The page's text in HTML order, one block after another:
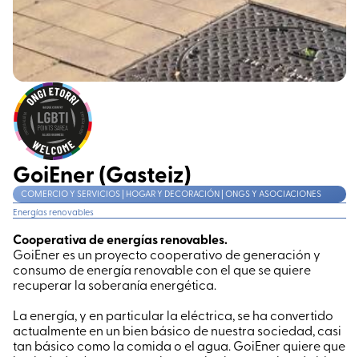
GoiEner (Gasteiz)
COMERCIO Y SERVICIOS | HOGAR Y DECORACIÓN | ONGS Y ASOCIACIONES
Energías renovables
Cooperativa de energías renovables.
GoiEner es un proyecto cooperativo de generación y
consumo de energía renovable con el que se quiere
recuperar la soberanía energética.
La energía, y en particular la eléctrica, se ha convertido
actualmente en un bien básico de nuestra sociedad, casi
tan básico como la comida o el agua. GoiEner quiere que